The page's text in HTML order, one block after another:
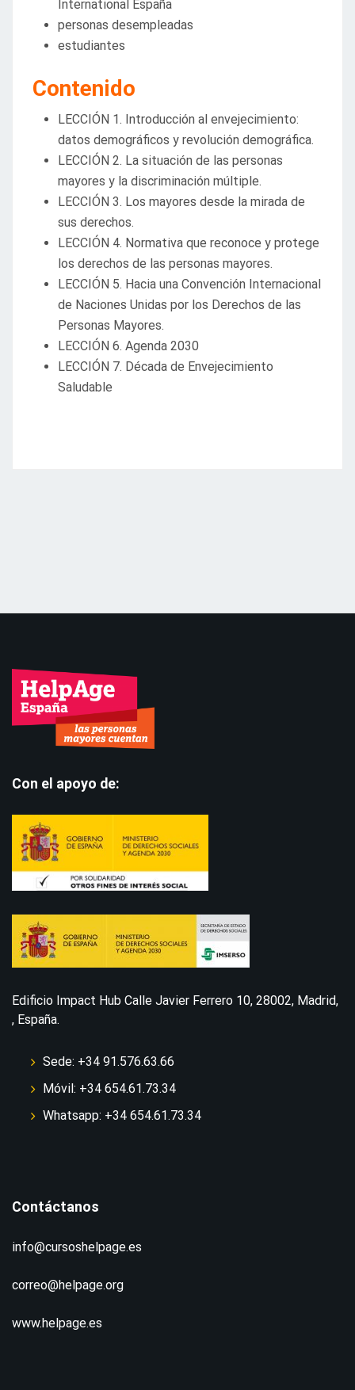
International España
personas desempleadas
estudiantes
Contenido
LECCIÓN 1. Introducción al envejecimiento:
datos demográficos y revolución demográfica.
LECCIÓN 2. La situación de las personas
mayores y la discriminación múltiple.
LECCIÓN 3. Los mayores desde la mirada de
sus derechos.
LECCIÓN 4. Normativa que reconoce y protege
los derechos de las personas mayores.
LECCIÓN 5. Hacia una Convención Internacional
de Naciones Unidas por los Derechos de las
Personas Mayores.
LECCIÓN 6. Agenda 2030
LECCIÓN 7. Década de Envejecimiento
Saludable
Con el apoyo de:
Edificio Impact Hub Calle Javier Ferrero 10, 28002, Madrid,
, España.
Sede: +34 91.576.63.66
Móvil: +34 654.61.73.34
Whatsapp: +34 654.61.73.34
Contáctanos
info@cursoshelpage.es
correo@helpage.org
www.helpage.es